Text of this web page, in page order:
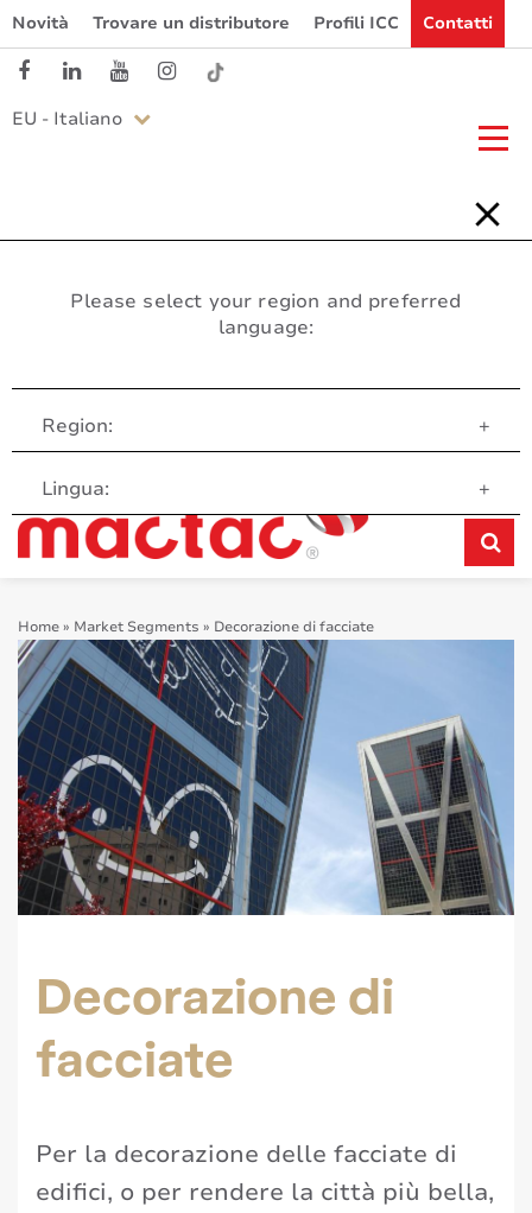
Novità Trovare un distributore Profili ICC Contatti
EU - Italiano
Please select your region and preferred
language:
Region: +
Lingua: +
Servizio clienti
Home» Market Segments » Decorazione di facciate
Decorazione di
facciate
Per la decorazione delle facciate di
edifici, o per rendere la città più bella,